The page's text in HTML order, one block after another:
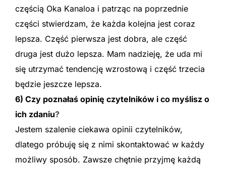
częścią Oka Kanaloa i patrząc na poprzednie
części stwierdzam, że każda kolejna jest coraz
lepsza. Część pierwsza jest dobra, ale część
druga jest dużo lepsza. Mam nadzieję, że uda mi
się utrzymać tendencję wzrostową i część trzecia
będzie jeszcze lepsza.
6) Czy poznałaś opinię czytelników i co myślisz o
ich zdaniu?
Jestem szalenie ciekawa opinii czytelników,
dlatego próbuję się z nimi skontaktować w każdy
możliwy sposób. Zawsze chętnie przyjmę każdą